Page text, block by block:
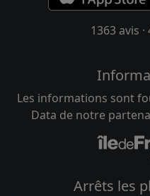
1363 avis ·
Les informations sont
Data de notre
Arrêts les